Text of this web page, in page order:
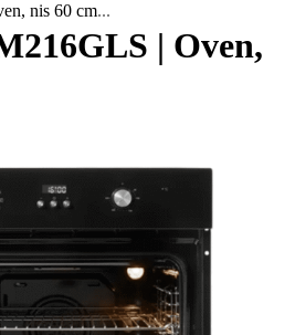
nis 60 cm
| Oven,